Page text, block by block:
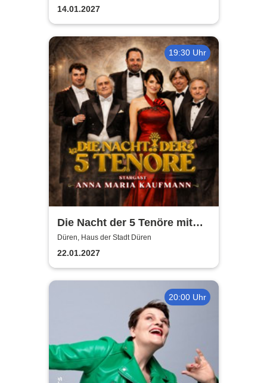
bleiben
14.01.2027
19:30 Uhr
Die Nacht der 5 Tenöre mit
Anna Maria Kaufmann
Düren, Haus der Stadt Düren
22.01.2027
20:00 Uhr